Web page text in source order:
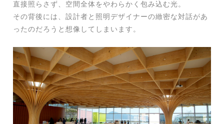
直接照らさず、空間全体をやわらかく包み込む光。
その背後には、設計者と照明デザイナーの緻密な対話があ
ったのだろうと想像してしまいます。